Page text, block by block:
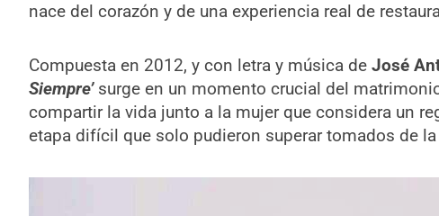
nace del corazón y de una experiencia real de
Compuesta en 2012, y con letra y música de José
Siempre’surge en un momento crucial del
compartir la vida junto a la mujer que considera un
etapa difícil que solo pudieron superar tomados de